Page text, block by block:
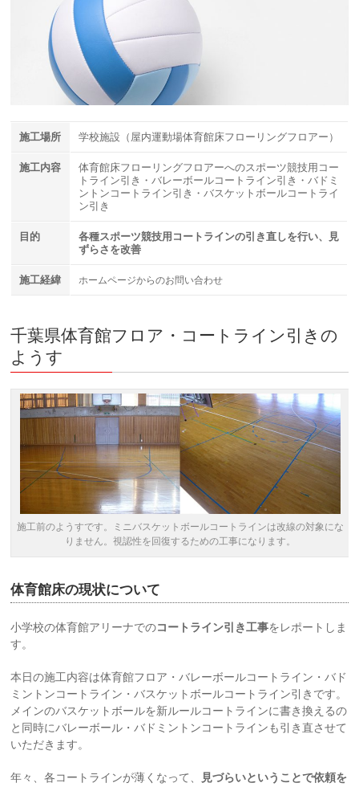
施工場所 学校施設（屋内運動場体育館床フローリングフロアー）
施工内容
体育館床フローリングフロアーへのスポーツ競技用コー
トライン引き・バレーボールコートライン引き・バドミ
ントンコートライン引き・バスケットボールコートライ
ン引き
目的
各種スポーツ競技用コートラインの引き直しを行い、見
ずらさを改善
施工経緯 ホームページからのお問い合わせ
千葉県体育館フロア・コートライン引きの
ようす
施工前のようすです。ミニバスケットボールコートラインは改線の対象にな
りません。視認性を回復するための工事になります。
体育館床の現状について
小学校の体育館アリーナでのコートライン引き工事をレポートしま
す。
本日の施工内容は体育館フロア・バレーボールコートライン・バド
ミントンコートライン・バスケットボールコートライン引きです。
メインのバスケットボールを新ルールコートラインに書き換えるの
と同時にバレーボール・バドミントンコートラインも引き直させて
いただきます。
年々、各コートラインが薄くなって、 見づらいということで依頼を